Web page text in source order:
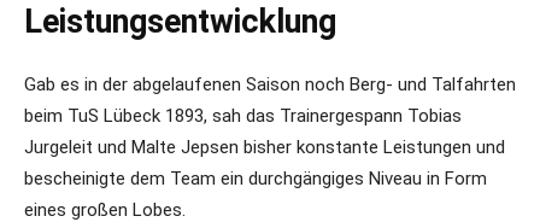
Leistungsentwicklung
Gab es in der abgelaufenen Saison noch Berg- und Talfahrten
beim TuS Lübeck 1893, sah das Trainergespann Tobias
Jurgeleit und Malte Jepsen bisher konstante Leistungen und
bescheinigte dem Team ein durchgängiges Niveau in Form
eines großen Lobes.